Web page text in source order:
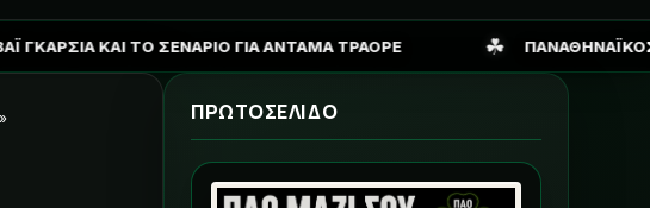
ΓΙΑ ΑΝΤΑΜΑ ΤΡΑΟΡΕ ☘ ΠΑΝΑΘΗΝΑΪΚΟΣ: Η ΑΛΗΘΕΙΑ ΓΙΑ
ΠΡΩΤΟΣΕΛΙΔΟ